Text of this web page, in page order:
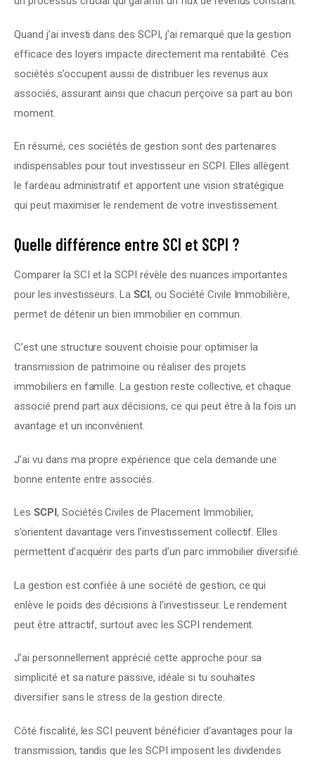
Quand j’ai investi dans des SCPI, j’ai remarqué que la gestion
efficace des loyers impacte directement ma rentabilité. Ces
sociétés s’occupent aussi de distribuer les revenus aux
associés, assurant ainsi que chacun perçoive sa part au bon
moment.
En résumé, ces sociétés de gestion sont des partenaires
indispensables pour tout investisseur en SCPI. Elles allègent
le fardeau administratif et apportent une vision stratégique
qui peut maximiser le rendement de votre investissement.
Quelle différence entre SCI et SCPI ?
Comparer la SCI et la SCPI révèle des nuances importantes
pour les investisseurs. La SCI, ou Société Civile Immobilière,
permet de détenir un bien immobilier en commun.
C’est une structure souvent choisie pour optimiser la
transmission de patrimoine ou réaliser des projets
immobiliers en famille. La gestion reste collective, et chaque
associé prend part aux décisions, ce qui peut être à la fois un
avantage et un inconvénient.
J’ai vu dans ma propre expérience que cela demande une
bonne entente entre associés.
Les SCPI, Sociétés Civiles de Placement Immobilier,
s’orientent davantage vers l’investissement collectif. Elles
permettent d’acquérir des parts d’un parc immobilier diversifié.
La gestion est confiée à une société de gestion, ce qui
enlève le poids des décisions à l’investisseur. Le rendement
peut être attractif, surtout avec les SCPI rendement.
J’ai personnellement apprécié cette approche pour sa
simplicité et sa nature passive, idéale si tu souhaites
diversifier sans le stress de la gestion directe.
Côté fiscalité, les SCI peuvent bénéficier d’avantages pour la
transmission, tandis que les SCPI imposent les dividendes